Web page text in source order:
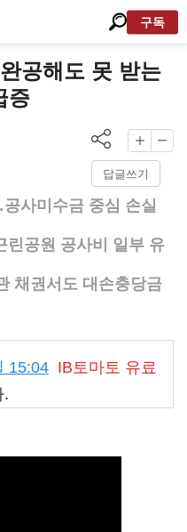
구독
공해도 못 받는
증
답글쓰기
사미수금 중심 손실
린공원 공사비 일부 유
채권서도 대손충당금
15:04 IB토마토 유료
.